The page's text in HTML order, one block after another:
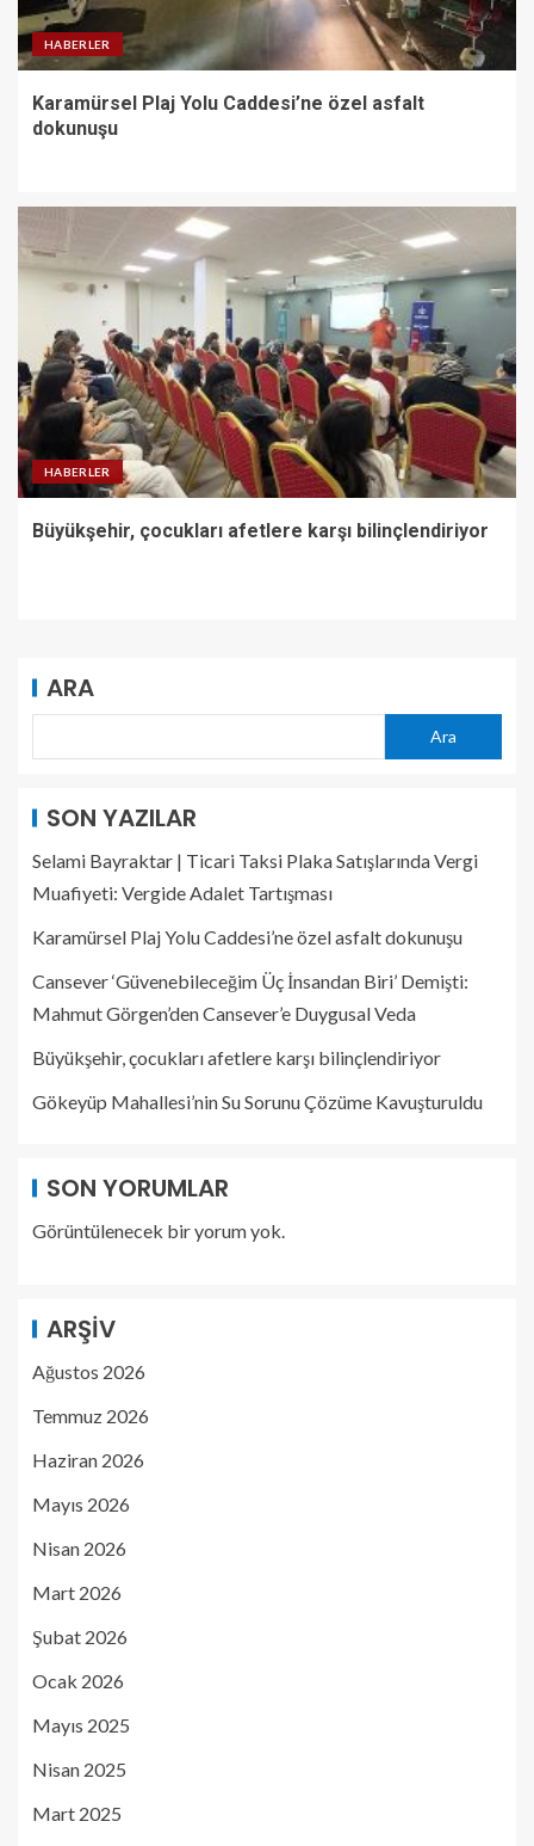
HABERLER
Karamürsel Plaj Yolu Caddesi’ne özel asfalt
dokunuşu
HABERLER
Büyükşehir, çocukları afetlere karşı bilinçlendiriyor
ARA
Ara
SON YAZILAR
Selami Bayraktar | Ticari Taksi Plaka Satışlarında Vergi
Muafiyeti: Vergide Adalet Tartışması
Karamürsel Plaj Yolu Caddesi’ne özel asfalt dokunuşu
Cansever ‘Güvenebileceğim Üç İnsandan Biri’ Demişti:
Mahmut Görgen’den Cansever’e Duygusal Veda
Büyükşehir, çocukları afetlere karşı bilinçlendiriyor
Gökeyüp Mahallesi’nin Su Sorunu Çözüme Kavuşturuldu
SON YORUMLAR
Görüntülenecek bir yorum yok.
ARŞIV
Ağustos 2026
Temmuz 2026
Haziran 2026
Mayıs 2026
Nisan 2026
Mart 2026
Şubat 2026
Ocak 2026
Mayıs 2025
Nisan 2025
Mart 2025